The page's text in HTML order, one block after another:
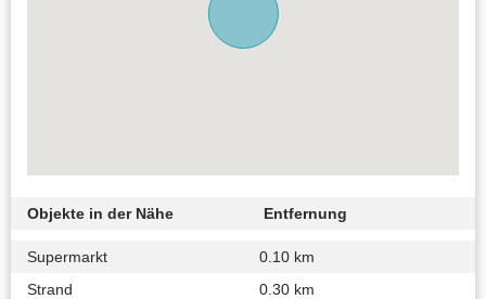
Objekte in der Nähe Entfernung
Supermarkt
0.10 km
Strand
0.30 km